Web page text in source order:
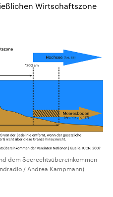
Wirtschaftszone
dem Seerechtsübereinkommen
/ Andrea Kampmann)